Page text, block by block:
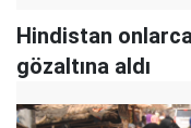
Hindistan
gözaltına aldı